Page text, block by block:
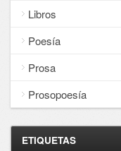
Libros
Poesía
Prosa
Prosopoesía
ETIQUETAS